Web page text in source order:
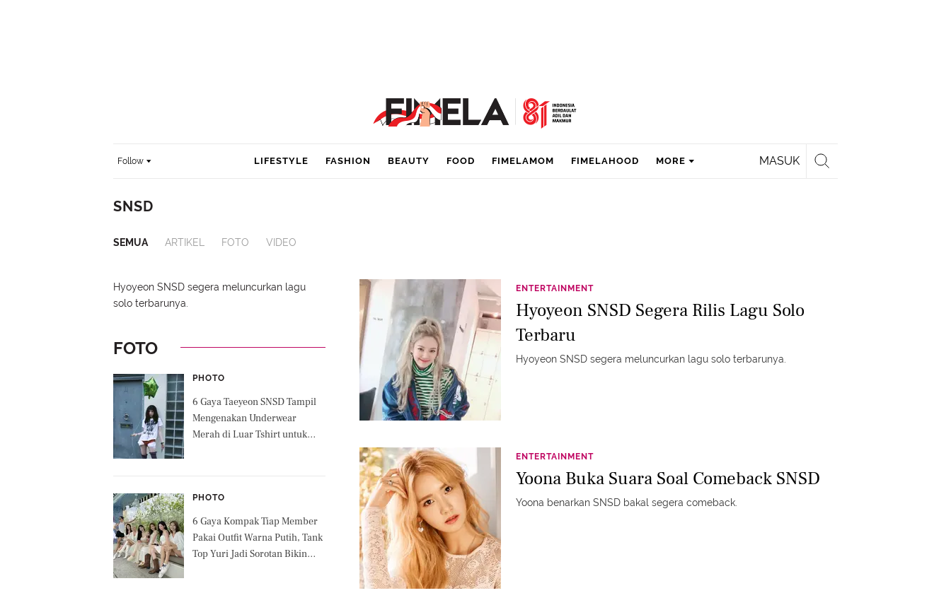
Follow MASUK
LIFESTYLE FASHION BEAUTY FOOD FIMELAMOM FIMELAHOOD MORE
SNSD
SEMUA ARTIKEL FOTO VIDEO
Hyoyeon SNSD segera meluncurkan lagu
solo terbarunya.
FOTO
PHOTO
6 Gaya Taeyeon SNSD Tampil
Mengenakan Underwear
Merah di Luar Tshirt untuk
PHOTO
6 Gaya Kompak Tiap Member
Pakai Outfit Warna Putih, Tank
Top Yuri Jadi Sorotan Bikin
ENTERTAINMENT
Hyoyeon SNSD Segera Rilis Lagu Solo
Terbaru
Hyoyeon SNSD segera meluncurkan lagu solo terbarunya.
ENTERTAINMENT
Yoona Buka Suara Soal Comeback SNSD
Yoona benarkan SNSD bakal segera comeback.